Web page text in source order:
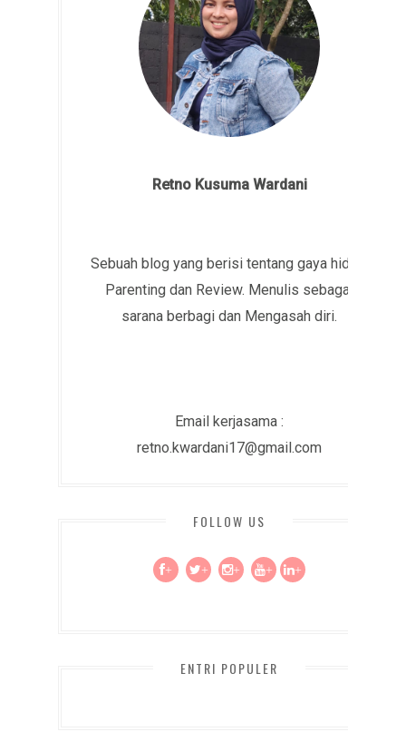
Retno Kusuma Wardani
Sebuah blog yang berisi tentang gaya hidup,
Parenting dan Review. Menulis sebagai
sarana berbagi dan Mengasah diri.
Email kerjasama :
retno.kwardani17@gmail.com
FOLLOW US
+ + + + +
ENTRI POPULER